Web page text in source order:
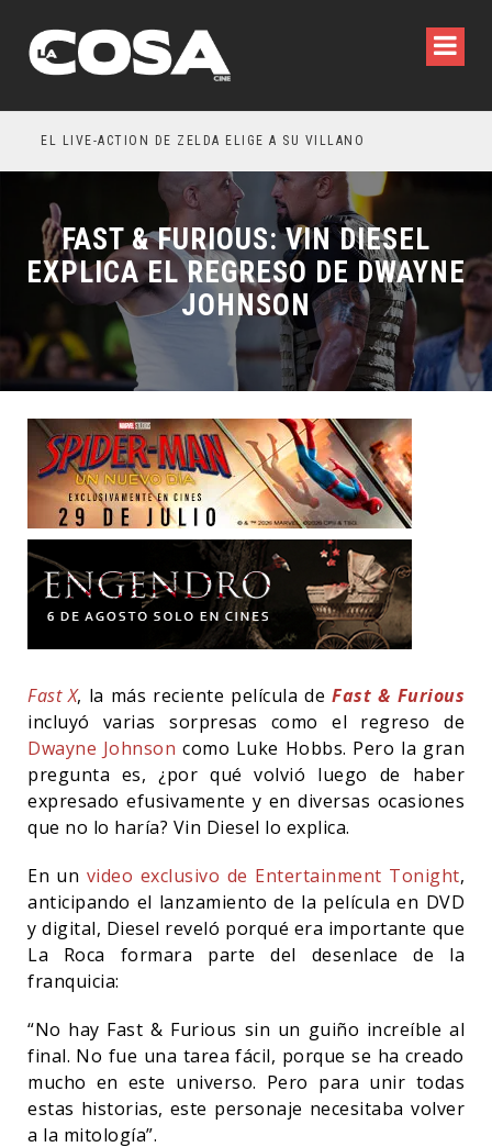
EL LIVE-ACTION DE ZELDA ELIGE A SU VILLANO
FAST & FURIOUS: VIN DIESEL
EXPLICA EL REGRESO DE DWAYNE
JOHNSON
Fast X, la más reciente película deFast & Furious
incluyó varias sorpresas como el regreso de
Dwayne Johnson como Luke Hobbs. Pero la gran
pregunta es, ¿por qué volvió luego de haber
expresado efusivamente y en diversas ocasiones
que no lo haría? Vin Diesel lo explica.
En un video exclusivo de Entertainment Tonight,
anticipando el lanzamiento de la película en DVD
y digital, Diesel reveló porqué era importante que
La Roca formara parte del desenlace de la
franquicia:
“No hay Fast & Furious sin un guiño increíble al
final. No fue una tarea fácil, porque se ha creado
mucho en este universo. Pero para unir todas
estas historias, este personaje necesitaba volver
a la mitología”.